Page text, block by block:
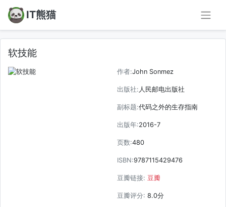
IT熊猫
软技能
作者:John Sonmez
出版社: 人民邮电出版社
副标题:代码之外的生存指南
出版年:2016-7
页数:480
ISBN:9787115429476
豆瓣链接: 豆瓣
豆瓣评分: 8.0分